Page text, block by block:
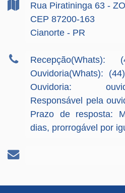
Rua Piratininga 63 -
CEP 87200-163
Cianorte - PR
Ouvidoria(Whats):
Ouvidoria:
Responsável pela
Prazo de resposta:
dias, prorrogável por